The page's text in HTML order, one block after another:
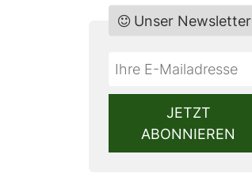
Do
Unser Newsletter
*Ihre
Mailadresse:
JETZT
ABONNIEREN